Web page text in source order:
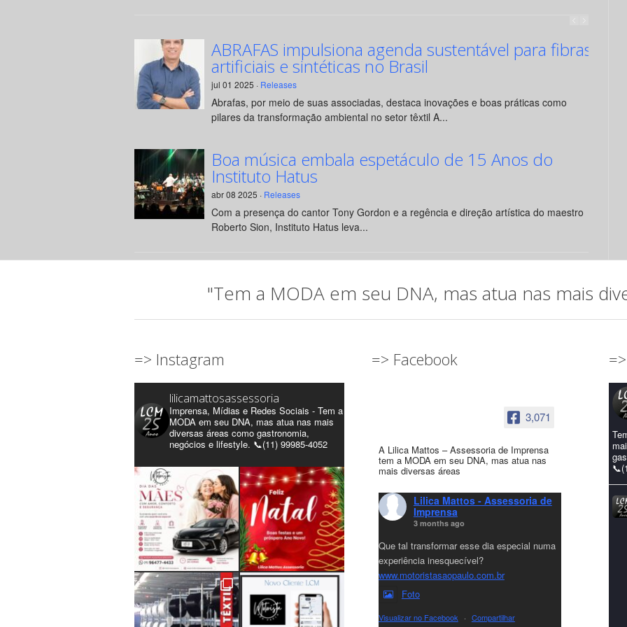
ABRAFAS impulsiona agenda sustentável para fibras
artificiais e sintéticas no Brasil
jul 01 2025 · Releases
Abrafas, por meio de suas associadas, destaca inovações e boas práticas como
pilares da transformação ambiental no setor têxtil A...
Boa música embala espetáculo de 15 Anos do
Instituto Hatus
abr 08 2025 · Releases
Com a presença do cantor Tony Gordon e a regência e direção artística do maestro
Roberto Sion, Instituto Hatus leva...
"Tem a MODA em seu DNA, mas atua nas mais
=> Instagram
lilicamattosassessoria
Imprensa, Mídias e Redes Sociais - Tem a
MODA em seu DNA, mas atua nas mais
diversas áreas como gastronomia,
negócios e lifestyle. 📞(11) 99985-4052
=> Facebook
3,071
A Lilica Mattos – Assessoria de Imprensa
tem a MODA em seu DNA, mas atua nas
mais diversas áreas
Lilica Mattos - Assessoria de
Imprensa
3 months ago
Que tal transformar esse dia especial numa
experiência inesquecível?
www.motoristasaopaulo.com.br
Foto
Visualizar no Facebook · Compartilhar